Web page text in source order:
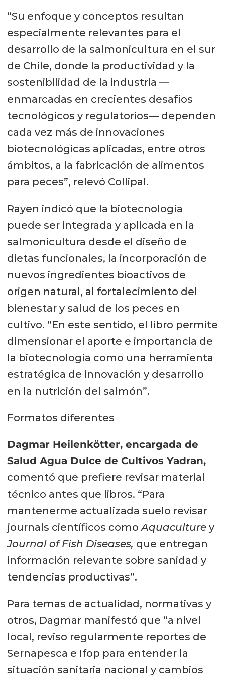
“Su enfoque y conceptos resultan
especialmente relevantes para el
desarrollo de la salmonicultura en el sur
de Chile, donde la productividad y la
sostenibilidad de la industria —
enmarcadas en crecientes desafíos
tecnológicos y regulatorios— dependen
cada vez más de innovaciones
biotecnológicas aplicadas, entre otros
ámbitos, a la fabricación de alimentos
para peces”, relevó Collipal.
Rayen indicó que la biotecnología
puede ser integrada y aplicada en la
salmonicultura desde el diseño de
dietas funcionales, la incorporación de
nuevos ingredientes bioactivos de
origen natural, al fortalecimiento del
bienestar y salud de los peces en
cultivo. “En este sentido, el libro permite
dimensionar el aporte e importancia de
la biotecnología como una herramienta
estratégica de innovación y desarrollo
en la nutrición del salmón”.
Formatos diferentes
Dagmar Heilenkötter, encargada de
Salud Agua Dulce de Cultivos Yadran,
comentó que prefiere revisar material
técnico antes que libros. “Para
mantenerme actualizada suelo revisar
journals científicos comoAquaculturey
Journal of Fish Diseases, que entregan
información relevante sobre sanidad y
tendencias productivas”.
Para temas de actualidad, normativas y
otros, Dagmar manifestó que “a nivel
local, reviso regularmente reportes de
Sernapesca e Ifop para entender la
situación sanitaria nacional y cambios